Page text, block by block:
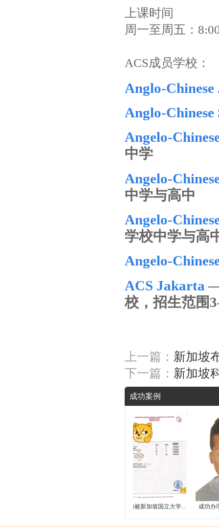
上课时间
周一至周五：
ACS成员学校：
Anglo-
Anglo-
Angelo-
中学
Angelo-
中学与高中
Angelo-
学校中学与高
Angelo-
ACS Jakarta
校，招生范围
上一篇： 新加坡
下一篇： 新加坡
成功案例
成功被新加坡国立大学... 成功办理